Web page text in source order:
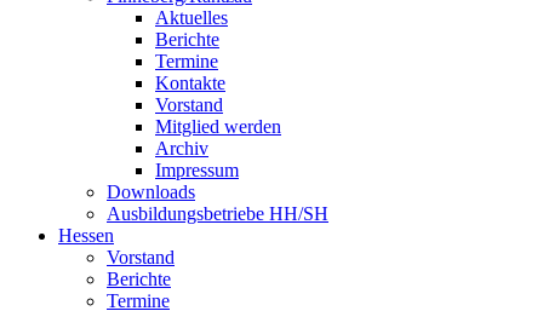
Aktuelles
Berichte
Termine
Kontakte
Vorstand
Mitglied werden
Archiv
Impressum
Downloads
Ausbildungsbetriebe HH/SH
Hessen
Vorstand
Berichte
Termine